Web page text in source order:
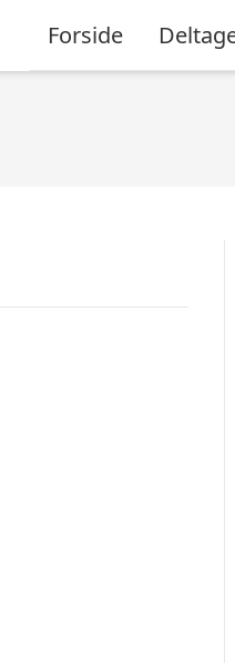
Forside